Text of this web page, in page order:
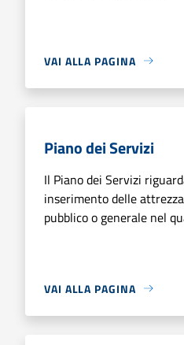
VAI ALLA PAGINA
Piano dei Servizi
Il Piano dei Servizi
inserimento delle
pubblico o generale nel
VAI ALLA PAGINA